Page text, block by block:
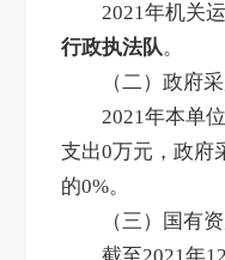
2021年机关
行政执法队。
（二）政府
2021年本单
支出0万元，政府
的0%。
（三）国有